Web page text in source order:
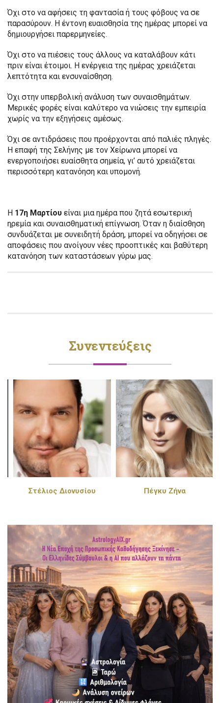
Όχι στο να αφήσεις τη φαντασία ή τους φόβους να σε
παρασύρουν. Η έντονη ευαισθησία της ημέρας μπορεί να
δημιουργήσει παρερμηνείες.
Όχι στο να πιέσεις τους άλλους να καταλάβουν κάτι
πριν είναι έτοιμοι. Η ενέργεια της ημέρας χρειάζεται
λεπτότητα και ενσυναίσθηση.
Όχι στην υπερβολική ανάλυση των συναισθημάτων.
Μερικές φορές είναι καλύτερο να νιώσεις την εμπειρία
χωρίς να την εξηγήσεις αμέσως.
Όχι σε αντιδράσεις που προέρχονται από παλιές πληγές.
Η επαφή της Σελήνης με τον Χείρωνα μπορεί να
ενεργοποιήσει ευαίσθητα σημεία, γι’ αυτό χρειάζεται
περισσότερη κατανόηση και υπομονή.
Η 17η Μαρτίου είναι μια ημέρα που ζητά εσωτερική
ηρεμία και συναισθηματική επίγνωση. Όταν η διαίσθηση
συνδυάζεται με συνειδητή δράση, μπορεί να οδηγήσει σε
αποφάσεις που ανοίγουν νέες προοπτικές και βαθύτερη
κατανόηση των καταστάσεων γύρω μας.
Συνεντεύξεις
Στέλιος Διονυσίου Πέγκυ Ζήνα